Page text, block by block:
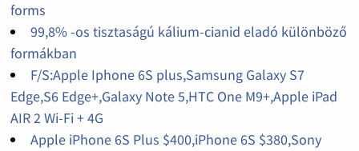
forms
99,8% -os tisztaságú kálium-cianid eladó különböző
formákban
F/S:Apple Iphone 6S plus,Samsung Galaxy S7
Edge,S6 Edge+,Galaxy Note 5,HTC One M9+,Apple iPad
AIR 2 Wi-Fi + 4G
Apple iPhone 6S Plus $400,iPhone 6S $380,Sony